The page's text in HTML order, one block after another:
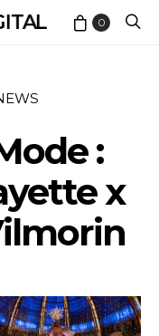
0
:
x